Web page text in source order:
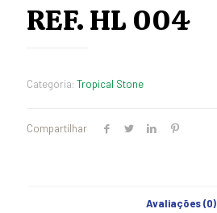
REF. HL 004
Categoria: Tropical Stone
Compartilhar
Avaliações (0)